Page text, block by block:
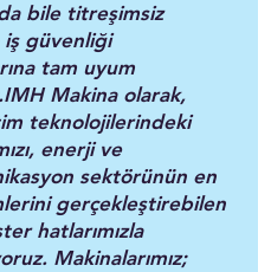
bile titreşimsiz
iş güvenliği
tam uyum
Makina olarak,
teknolojilerindeki
enerji ve
sektörünün en
gerçekleştirebilen
hatlarımızla
Makinalarımız;